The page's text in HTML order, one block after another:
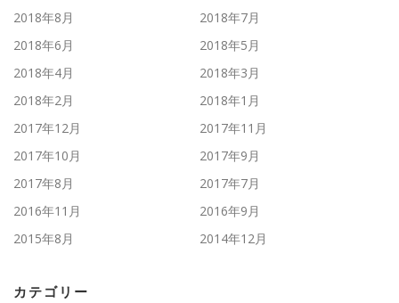
2018年8月
2018年7月
2018年6月
2018年5月
2018年4月
2018年3月
2018年2月
2018年1月
2017年12月
2017年11月
2017年10月
2017年9月
2017年8月
2017年7月
2016年11月
2016年9月
2015年8月
2014年12月
カテゴリー